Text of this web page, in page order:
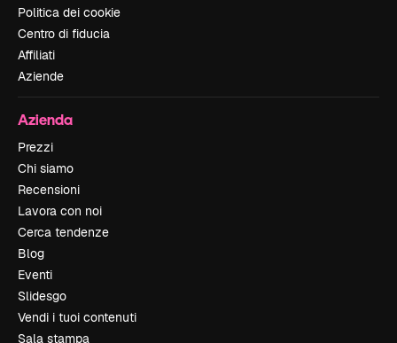
Politica dei cookie
Centro di fiducia
Affiliati
Aziende
Azienda
Prezzi
Chi siamo
Recensioni
Lavora con noi
Cerca tendenze
Blog
Eventi
Slidesgo
Vendi i tuoi contenuti
Sala stampa